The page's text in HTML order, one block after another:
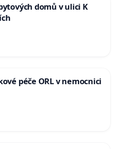
domů v ulici K
péče ORL v nemocnici